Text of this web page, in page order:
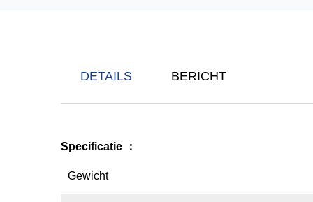
DETAILS BERICHT
Specificatie ：
Gewicht